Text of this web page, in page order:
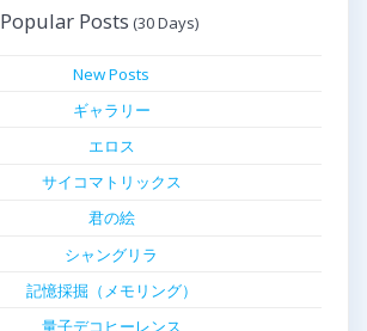
Popular Posts
New Posts
ギャラリー
エロス
サイコマトリックス
君の絵
シャングリラ
記憶採掘（メモリング）
量子デコヒーレンス